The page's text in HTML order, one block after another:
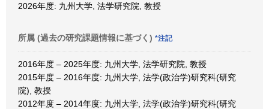
2026年度: 九州大学, 法学研究院, 教授
所属 (過去の研究課題情報に基づく) *注記
2016年度 – 2025年度: 九州大学, 法学研究院, 教授
2015年度 – 2016年度: 九州大学, 法学(政治学)研究科(研究
院), 教授
2012年度 – 2014年度: 九州大学, 法学(政治学)研究科(研究